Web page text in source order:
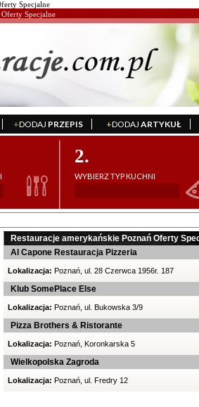
Specjalne
Oferty Specjalne
+DODAJ PRZEPIS +DODAJ ARTYKUŁ
2.
WYBIERZ TYP KUCHNI
Restauracje amerykańskie Poznań Oferty
Al Capone Restauracja Pizzeria
Lokalizacja: Poznań, ul. 28 Czerwca 1956r. 187
Klub SomePlace Else
Lokalizacja: Poznań, ul. Bukowska 3/9
Pizza Brothers & Ristorante
Lokalizacja: Poznań, Koronkarska 5
Wielkopolska Zagroda
Lokalizacja: Poznań, ul. Fredry 12